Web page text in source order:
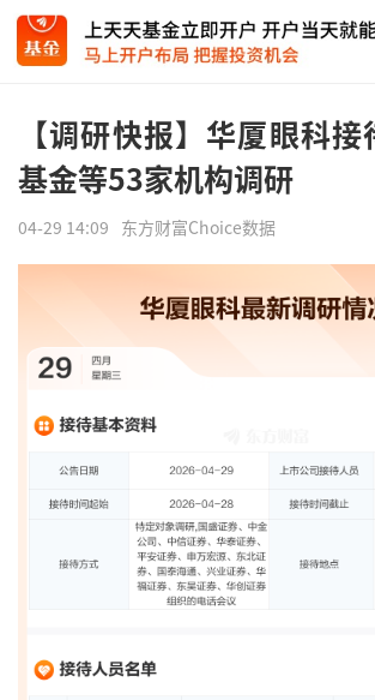
【调研快报】华厦眼科
基金等53家机构调研
04-29 14:09 东方财富Choice数据